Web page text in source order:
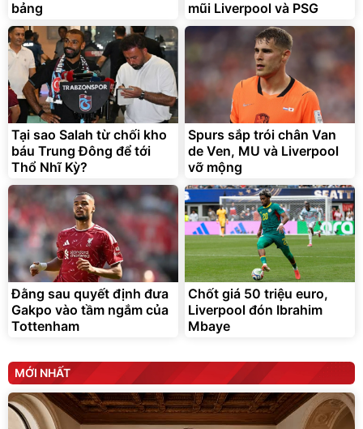
bảng
mũi Liverpool và PSG
Tại sao Salah từ chối kho
báu Trung Đông để tới
Thổ Nhĩ Kỳ?
Spurs sắp trói chân Van
de Ven, MU và Liverpool
vỡ mộng
Đằng sau quyết định đưa
Gakpo vào tầm ngắm của
Tottenham
Chốt giá 50 triệu euro,
Liverpool đón Ibrahim
Mbaye
MỚI NHẤT